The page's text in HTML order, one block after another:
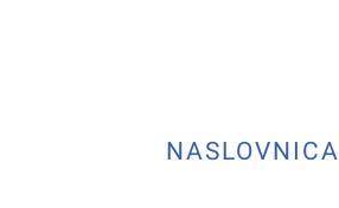
NASLOVNICA